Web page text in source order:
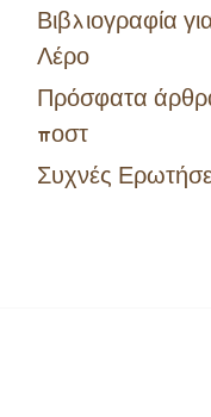
Βιβλιογραφία
Λέρο
Πρόσφατα
ποστ
Συχνές